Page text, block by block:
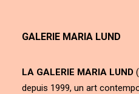
GALERIE MARIA LUND
LA GALERIE MARIA LUND
depuis 1999, un art